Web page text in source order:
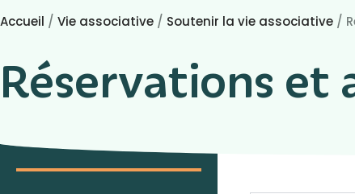
Accueil / Vie associative / Soutenir la vie associative /
Réservations et